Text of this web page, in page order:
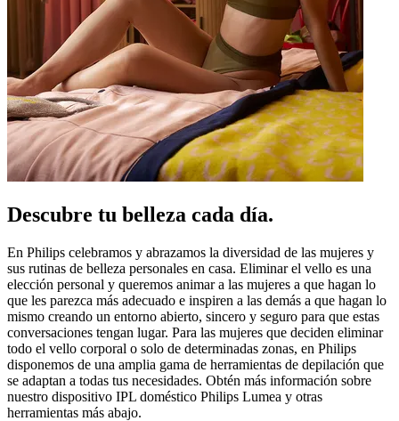
Descubre tu belleza cada día.
En Philips celebramos y abrazamos la diversidad de las mujeres y
sus rutinas de belleza personales en casa. Eliminar el vello es una
elección personal y queremos animar a las mujeres a que hagan lo
que les parezca más adecuado e inspiren a las demás a que hagan lo
mismo creando un entorno abierto, sincero y seguro para que estas
conversaciones tengan lugar. Para las mujeres que deciden eliminar
todo el vello corporal o solo de determinadas zonas, en Philips
disponemos de una amplia gama de herramientas de depilación que
se adaptan a todas tus necesidades. Obtén más información sobre
nuestro dispositivo IPL doméstico Philips Lumea y otras
herramientas más abajo.